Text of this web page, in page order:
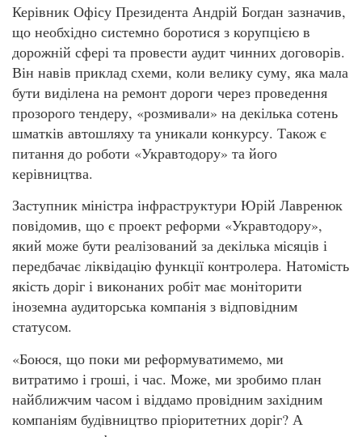
Керівник Офісу Президента Андрій Богдан зазначив,
що необхідно системно боротися з корупцією в
дорожній сфері та провести аудит чинних договорів.
Він навів приклад схеми, коли велику суму, яка мала
бути виділена на ремонт дороги через проведення
прозорого тендеру, «розмивали» на декілька сотень
шматків автошляху та уникали конкурсу. Також є
питання до роботи «Укравтодору» та його
керівництва.
Заступник міністра інфраструктури Юрій Лавренюк
повідомив, що є проект реформи «Укравтодору»,
який може бути реалізований за декілька місяців і
передбачає ліквідацію функції контролера. Натомість
якість доріг і виконаних робіт має моніторити
іноземна аудиторська компанія з відповідним
статусом.
«Боюся, що поки ми реформуватимемо, ми
витратимо і гроші, і час. Може, ми зробимо план
найближчим часом і віддамо провідним західним
компаніям будівництво пріоритетних доріг? А